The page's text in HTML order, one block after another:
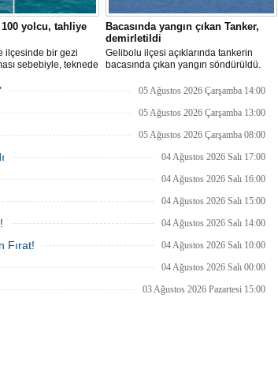
100 yolcu, tahliye
ilçesinde bir gezi
sebebiyle, teknede
için bölgede
başlatıldı.
Bacasında yangın çıkan Tanker,
demirletildi
Gelibolu ilçesi açıklarında tankerin
bacasında çıkan yangın söndürüldü.
Sahası'na demirletildi.
05 Ağustos 2026 Çarşamba 14:00
05 Ağustos 2026 Çarşamba 13:00
05 Ağustos 2026 Çarşamba 08:00
04 Ağustos 2026 Salı 17:00
04 Ağustos 2026 Salı 16:00
04 Ağustos 2026 Salı 15:00
04 Ağustos 2026 Salı 14:00
Fırat! 04 Ağustos 2026 Salı 10:00
04 Ağustos 2026 Salı 00:00
03 Ağustos 2026 Pazartesi 15:00